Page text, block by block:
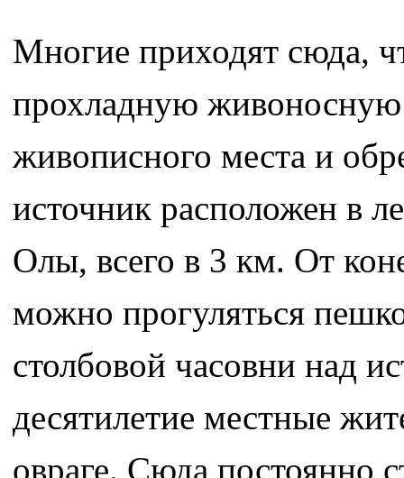
Многие приходят сюда,
прохладную живоносную
живописного места и
источник расположен в
Олы, всего в 3 км. От
можно прогуляться
столбовой часовни над
десятилетие местные
овраге. Сюда постоянно